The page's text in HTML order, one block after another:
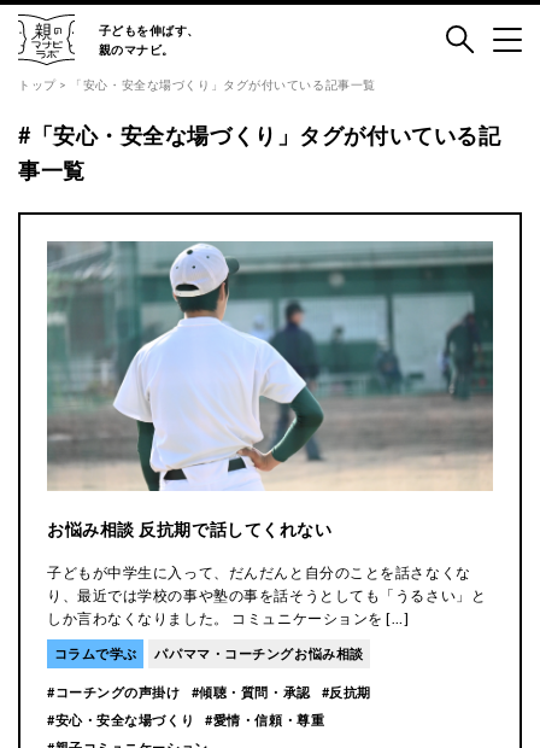
子どもを伸ばす、
親のマナビ。
トップ> 「安心・安全な場づくり」タグが付いている記事一覧
#「安心・安全な場づくり」タグが付いている記
事一覧
お悩み相談 反抗期で話してくれない
子どもが中学生に入って、だんだんと自分のことを話さなくな
り、最近では学校の事や塾の事を話そうとしても「うるさい」と
しか言わなくなりました。 コミュニケーションを […]
コラムで学ぶ パパママ・コーチングお悩み相談
コーチングの声掛け 傾聴・質問・承認
反抗期
安心・安全な場づくり
愛情・信頼・尊重
子どもを伸ばす、
親のマナビ
セミナー・イベントで学ぶ
Youtubeで学ぶ
最新の記事 注目の記事
Facebook Instagram
親のマナビラボとは
お子さんは十人十色。
「我が子にぴったり合う育て方」を親はいつも探しています。
お子さんのことがもっと理解できれば、お子さんに合わせた手助け、成長
にあわせた接し方が見えてきます。
ここで学ぶと、もっと我が子が愛おしくなり、また頑張ろうと思える。
そんなきっかけをご提供するサイトです。